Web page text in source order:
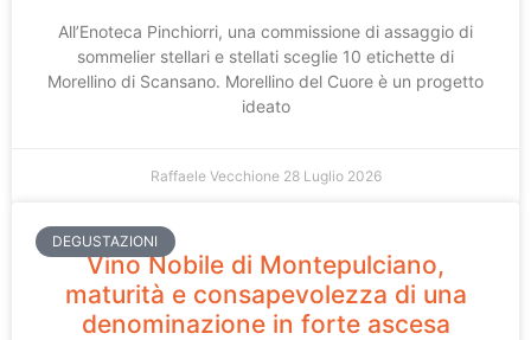
All’Enoteca Pinchiorri, una commissione di assaggio di
sommelier stellari e stellati sceglie 10 etichette di
Morellino di Scansano. Morellino del Cuore è un progetto
ideato
Raffaele Vecchione 28 Luglio 2026
DEGUSTAZIONI
Vino Nobile di Montepulciano,
maturità e consapevolezza di una
denominazione in forte ascesa